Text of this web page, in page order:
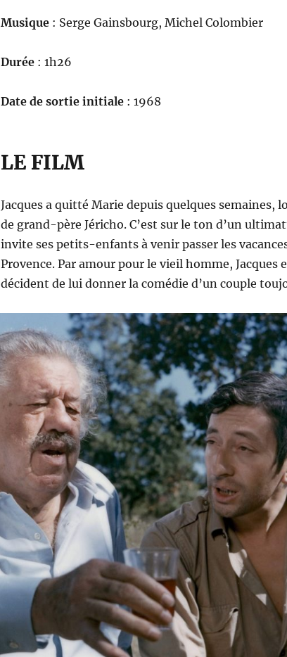
Musique: Serge Gainsbourg, Michel Colombier
Durée: 1h26
Date de sortie initiale: 1968
LE FILM
Jacques a quitté Marie depuis quelques semaines,
de grand-père Jéricho. C’est sur le ton d’un
invite ses petits-enfants à venir passer les
Provence. Par amour pour le vieil homme, Jacques
décident de lui donner la comédie d’un couple